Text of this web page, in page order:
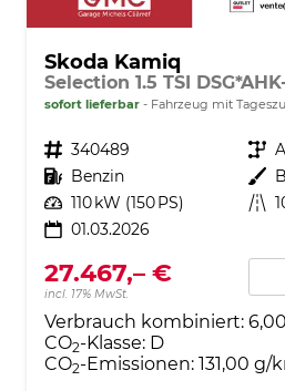
Skoda Kamiq
sofort lieferbar Fahrzeug mit
Fahrzeugnr. 340489 Getriebe
Kraftstoff Benzin Außenfarbe
Leistung 110 kW (150 PS) Kilometerstand
01.03.2026
27.467,– €
incl. 17% MwSt.
Verbrauch kombiniert:
CO2-Klasse: D
CO2-Emissionen: 131,00 g/